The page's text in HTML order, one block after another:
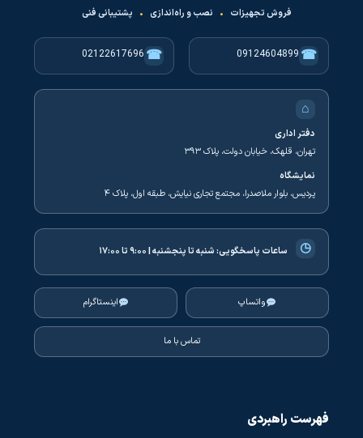
فروش تجهیزات • نصب و راه‌اندازی • پشتیبانی فنی
☎
09124604899
☎
02122617696
⌂
دفتر اداری
تهران، قلهک، خیابان دولت، پلاک ۳۹۳
نمایشگاه
پردیس، بلوار ملاصدرا، مجتمع تجاری نیایش، طبقه اول، پلاک ۴
◷ ساعات پاسخگویی:شنبه تا پنجشنبه | ۹:۰۰ تا ۱۷:۰۰
واتساپ اینستاگرام
تماس با ما
فهرست راهبردی